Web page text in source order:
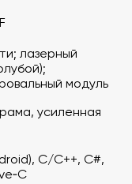
лазерный
модуль
усиленная
C/C++, C#,